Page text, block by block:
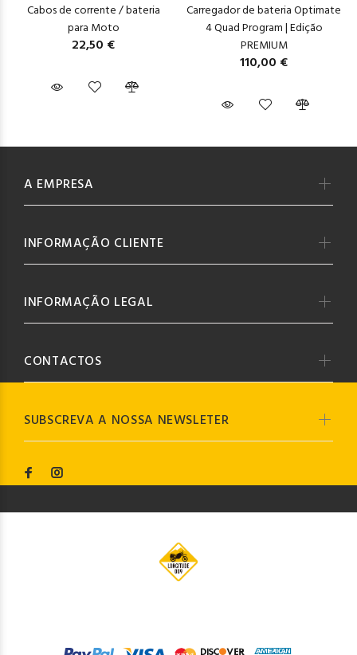
Cabos de corrente / bateria
para Moto
22,50 €
Carregador de bateria Optimate
4 Quad Program | Edição
PREMIUM
110,00 €
SUBSCREVA A NOSSA NEWSLETER
A EMPRESA
INFORMAÇÃO CLIENTE
INFORMAÇÃO LEGAL
CONTACTOS